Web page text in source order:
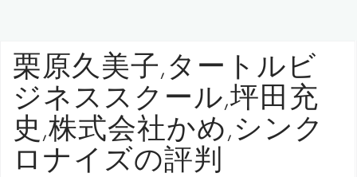
栗原久美子,タートルビ
ジネススクール,坪田充
史,株式会社かめ,シンク
ロナイズの評判